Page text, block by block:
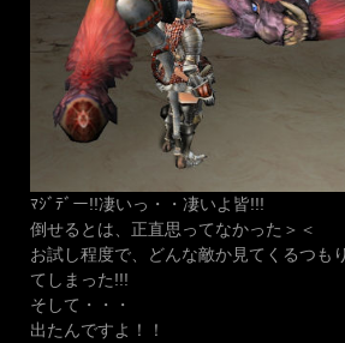
ﾏｼﾞﾃﾞー!!凄いっ・・凄いよ皆!!!
倒せるとは、正直思ってなかった＞＜
お試し程度で、どんな敵か見てくるつも
てしまった!!!
そして・・・
出たんですよ！！